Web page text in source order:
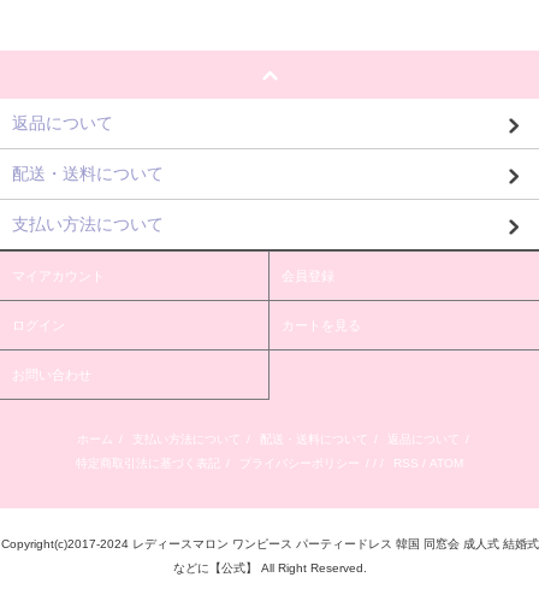
返品について
配送・送料について
支払い方法について
マイアカウント 会員登録
ログイン カートを見る
お問い合わせ
ホーム / 支払い方法について / 配送・送料について / 返品について
/
特定商取引法に基づく表記
/ プライバシーポリシー / / / RSS / ATOM
Copyright(c)2017-2024 レディースマロン ワンピース パーティードレス 韓国 同窓会 成人式 結婚式
などに【公式】 All Right Reserved.